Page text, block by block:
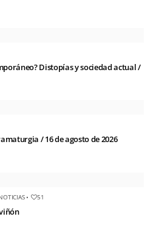
Distopías y sociedad actual /
/ 16 de agosto de 2026
• 51